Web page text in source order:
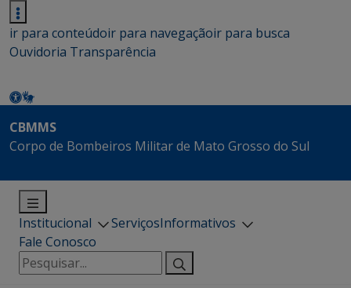
ir para conteúdoir para navegaçãoir para busca
Ouvidoria Transparência
CBMMS
Corpo de Bombeiros Militar de Mato Grosso do Sul
Institucional ServiçosInformativos
Fale Conosco
Pesquisar
por: